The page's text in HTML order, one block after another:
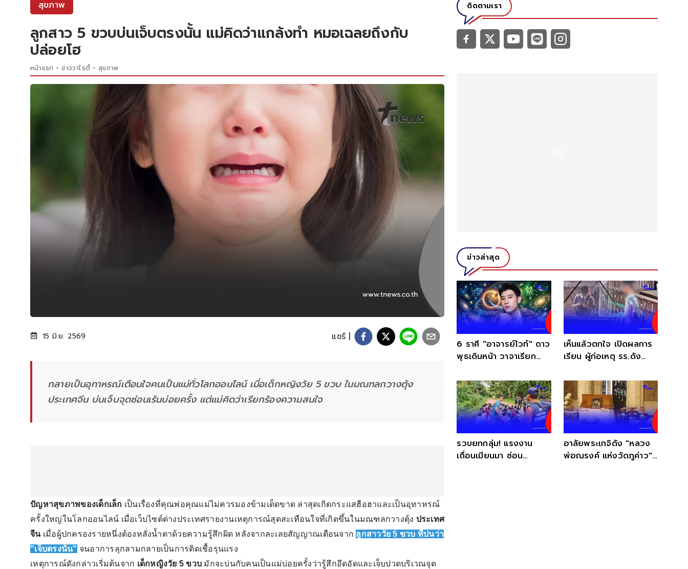
สุขภาพ
ลูกสาว 5 ขวบบ่นเจ็บตรงนั้น แม่คิดว่าแกล้งทำ หมอเฉลยถึงกับ
ปล่อยโฮ
หน้าแรก ข่าววาไรตี้ สุขภาพ
15 มิ.ย. 2569 แชร์ |
กลายเป็นอุทาหรณ์เตือนใจคนเป็นแม่ทั่วโลกออนไลน์ เมื่อเด็กหญิงวัย 5 ขวบ ในมณฑลกวางตุ้ง
ประเทศจีน บ่นเจ็บจุดซ่อนเร้นบ่อยครั้ง แต่แม่คิดว่าเรียกร้องความสนใจ
ปัญหาสุขภาพของเด็กเล็ก เป็นเรื่องที่คุณพ่อคุณแม่ไม่ควรมองข้ามเด็ดขาด ล่าสุดเกิดกระแสฮือฮาและเป็นอุทาหรณ์
ครั้งใหญ่ในโลกออนไลน์ เมื่อเว็บไซต์ต่างประเทศรายงานเหตุการณ์สุดสะเทือนใจที่เกิดขึ้นในมณฑลกวางตุ้ง ประเทศ
จีนเมื่อผู้ปกครองรายหนึ่งต้องหลั่งน้ำตาด้วยความรู้สึกผิด หลังจากละเลยสัญญาณเตือนจาก ลูกสาววัย 5 ขวบ ที่บ่นว่า
"เจ็บตรงนั้น" จนอาการลุกลามกลายเป็นการติดเชื้อรุนแรง
เหตุการณ์ดังกล่าวเริ่มต้นจาก เด็กหญิงวัย 5 ขวบ มักจะบ่นกับคนเป็นแม่บ่อยครั้งว่ารู้สึกอึดอัดและเจ็บปวดบริเวณจุด
ติดตามเรา
ข่าวล่าสุด
6 ราศี "อาจารย์ไวท์" ดาว
พุธเดินหน้า วาจาเรียก
เห็นแล้วตกใจ เปิดผลการ
เรียน ผู้ก่อเหตุ รร.ดัง
รวบยกกลุ่ม! แรงงาน
เถื่อนเมียนมา ซ่อน
อาลัยพระเกจิดัง "หลวง
พ่อณรงค์ แห่งวัดภูค่าว"